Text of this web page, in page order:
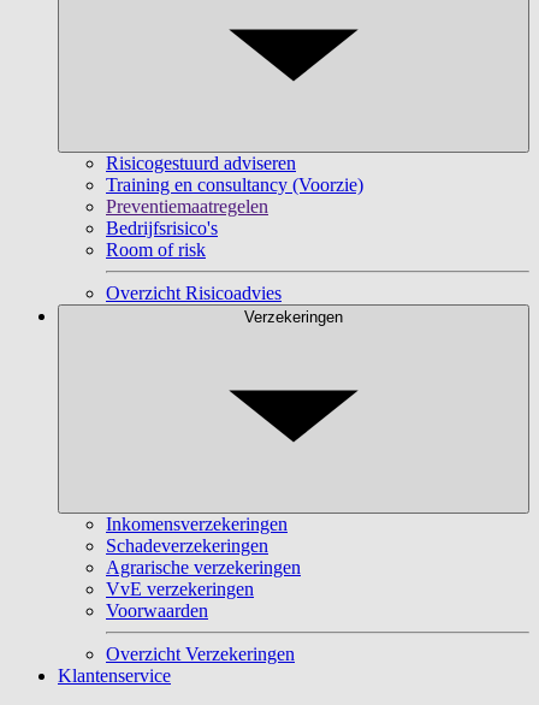
Risicogestuurd adviseren
Training en consultancy (Voorzie)
Preventiemaatregelen
Bedrijfsrisico's
Room of risk
Overzicht Risicoadvies
Verzekeringen
Inkomensverzekeringen
Schadeverzekeringen
Agrarische verzekeringen
VvE verzekeringen
Voorwaarden
Overzicht Verzekeringen
Klantenservice